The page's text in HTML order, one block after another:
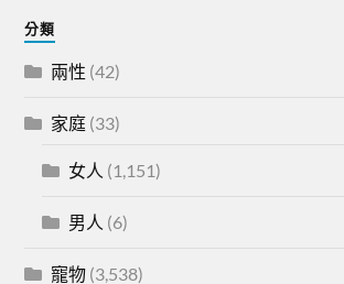
分類
兩性 (42)
家庭 (33)
女人 (1,151)
男人 (6)
寵物 (3,538)